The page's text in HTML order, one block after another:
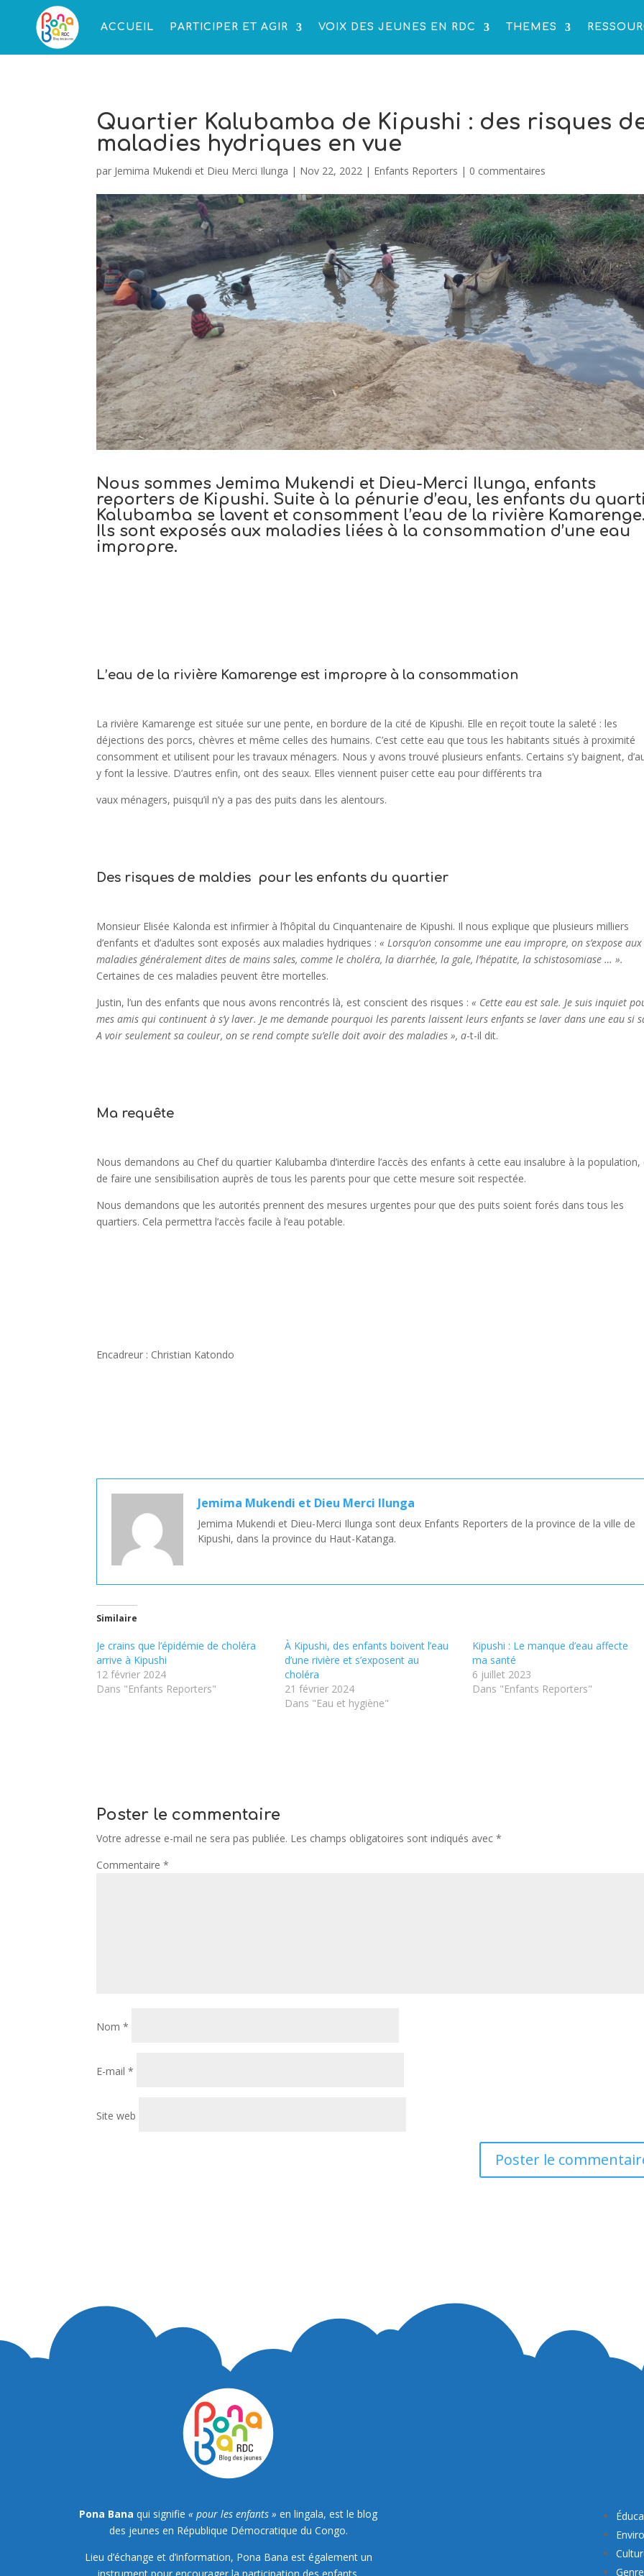
ACCUEIL PARTICIPER ET AGIR VOIX DES JEUNES EN RDC THEMES
Quartier Kalubamba de Kipushi : des risques
maladies hydriques en vue
par Jemima Mukendi et Dieu Merci Ilunga | Nov 22, 2022 | Enfants Reporters | 0 commentaires
Nous sommes Jemima Mukendi et Dieu-Merci Ilunga, enfants
reporters de Kipushi. Suite à la pénurie d’eau, les enfants du
Kalubamba se lavent et consomment l’eau de la rivière Kamarenge.
Ils sont exposés aux maladies liées à la consommation d’une eau
impropre.
L’eau de la rivière Kamarenge est impropre à la consommation
La rivière Kamarenge est située sur une pente, en bordure de la cité de Kipushi. Elle en reçoit toute la saleté : les
déjections des porcs, chèvres et même celles des humains. C’est cette eau que tous les habitants situés à proximité
consomment et utilisent pour les travaux ménagers. Nous y avons trouvé plusieurs enfants. Certains s’y baignent,
y font la lessive. D’autres enfin, ont des seaux. Elles viennent puiser cette eau pour différents tra
vaux ménagers, puisqu’il n’y a pas des puits dans les alentours.
Des risques de maldies pour les enfants du quartier
Monsieur Elisée Kalonda est infirmier à l’hôpital du Cinquantenaire de Kipushi. Il nous explique que plusieurs milliers
d’enfants et d’adultes sont exposés aux maladies hydriques :« Lorsqu’on consomme une eau impropre, on s’expose aux
maladies généralement dites de mains sales, comme le choléra, la diarrhée, la gale, l’hépatite, la schistosomiase … ».
Certaines de ces maladies peuvent être mortelles.
Justin, l’un des enfants que nous avons rencontrés là, est conscient des risques :« Cette eau est sale. Je suis inquiet
mes amis qui continuent à s’y laver. Je me demande pourquoi les parents laissent leurs enfants se laver dans une eau si
A voir seulement sa couleur, on se rend compte su’elle doit avoir des maladies », a-t-il dit.
Ma requête
Nous demandons au Chef du quartier Kalubamba d’interdire l’accès des enfants à cette eau insalubre à la population,
de faire une sensibilisation auprès de tous les parents pour que cette mesure soit respectée.
Nous demandons que les autorités prennent des mesures urgentes pour que des puits soient forés dans tous les
quartiers. Cela permettra l’accès facile à l’eau potable.
Encadreur : Christian Katondo
Jemima Mukendi et Dieu Merci Ilunga
Jemima Mukendi et Dieu-Merci Ilunga sont deux Enfants Reporters de la province de la ville de
Kipushi, dans la province du Haut-Katanga.
Similaire
Je crains que l’épidémie de choléra
arrive à Kipushi
12 février 2024
Dans "Enfants Reporters"
À Kipushi, des enfants boivent l’eau
d’une rivière et s’exposent au
choléra
21 février 2024
Dans "Eau et hygiène"
Kipushi : Le manque d’eau affecte
ma santé
6 juillet 2023
Dans "Enfants Reporters"
Poster le commentaire
Votre adresse e-mail ne sera pas publiée. Les champs obligatoires sont indiqués avec*
Commentaire*
Nom*
E-mail*
Site web
Pona Bana qui signifie« pour les enfants » en lingala, est le blog
des jeunes en République Démocratique du Congo.
Lieu d’échange et d’information, Pona Bana est également un